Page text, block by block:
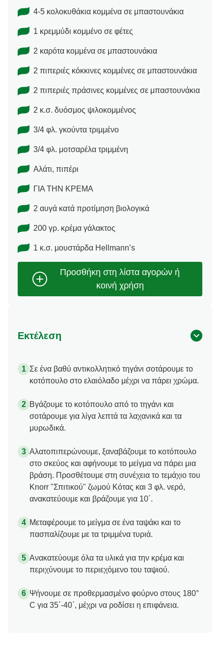
4-5 κολοκυθάκια κομμένα σε μπαστουνάκια
1 κρεμμύδι κομμένο σε φέτες
2 καρότα κομμένα σε μπαστουνάκια
2 πιπεριές κόκκινες κομμένες σε μπαστουνάκια
2 πιπεριές πράσινες κομμένες σε μπαστουνάκια
2 κ.σ. δυόσμος ψιλοκομμένος
3/4 φλ. γκούντα τριμμένο
3/4 φλ. μοτσαρέλα τριμμένη
Αλάτι, πιπέρι
ΓΙΑ ΤΗΝ ΚΡΕΜΑ
2 αυγά κατά προτίμηση βιολογικά
200 γρ. κρέμα γάλακτος
1 κ.σ. μουστάρδα Hellmann’s
Εκτέλεση
Σε ένα βαθύ αντικολλητικό τηγάνι σοτάρουμε το
κοτόπουλο στο ελαιόλαδο μέχρι να πάρει χρώμα.
Βγάζουμε το κοτόπουλο από το τηγάνι και
σοτάρουμε για λίγα λεπτά τα λαχανικά και τα
μυρωδικά.
Αλατοπιπερώνουμε, ξαναβάζουμε το κοτόπουλο
στο σκεύος και αφήνουμε το μείγμα να πάρει μια
βράση. Προσθέτουμε στη συνέχεια το τεμάχιο του
Knorr "Σπιτικού" ζωμού Κότας και 3 φλ. νερό,
ανακατεύουμε και βράζουμε για 10΄.
Μεταφέρουμε το μείγμα σε ένα ταψάκι και το
πασπαλίζουμε με τα τριμμένα τυριά.
Ανακατεύουμε όλα τα υλικά για την κρέμα και
περιχύνουμε το περιεχόμενο του ταψιού.
Ψήνουμε σε προθερμασμένο φούρνο στους 180°
C για 35΄-40΄, μέχρι να ροδίσει η επιφάνεια.